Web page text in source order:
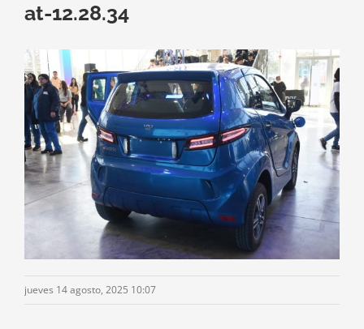
at-12.28.34
jueves 14 agosto, 2025 10:07